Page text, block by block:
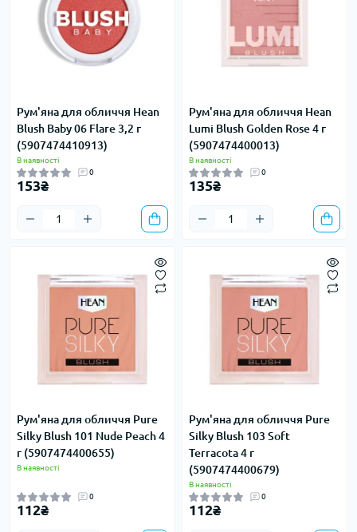
Рум'яна для обличчя Hean
Blush Baby 06 Flare 3,2 г
(5907474410913)
В наявності
0
153₴
Рум'яна для обличчя Hean
Lumi Blush Golden Rose 4 г
(5907474400013)
В наявності
0
135₴
Рум'яна для обличчя Pure
Silky Blush 101 Nude Peach 4
г (5907474400655)
В наявності
0
112₴
Рум'яна для обличчя Pure
Silky Blush 103 Soft
Terracota 4 г
(5907474400679)
В наявності
0
112₴